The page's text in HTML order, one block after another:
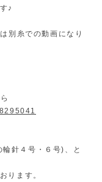
♪
別糸での動画になり
針４号・６号)、と
ります。